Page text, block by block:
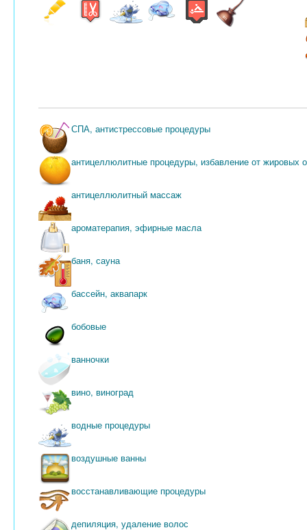
СПА, антистрессовые процедуры
антицеллюлитные процедуры, избавление от жировых
антицеллюлитный массаж
ароматерапия, эфирные масла
баня, сауна
бассейн, аквапарк
бобовые
ванночки
вино, виноград
водные процедуры
воздушные ванны
восстанавливающие процедуры
депиляция, удаление волос